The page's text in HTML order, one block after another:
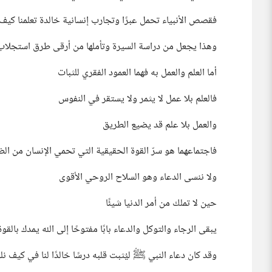
فقصص الأنبياء تحمل عبرًا وتجارب إنسانية خالدة تعلمنا
وهذا يجعل من دراسة السيرة وتأملها من أرقى طرق
أما العلم والعمل به فهما العمود الفقري للثبات
فالعلم بلا عمل لا يثمر ولا يستقر في النفوس
والعمل بلا علم قد يضيع الطريق
فاجتماعهما هو سرّ القوة الحقيقية التي تحمي الإنسان من
ولا ننسى الدعاء وهو السلاح الروحي الأقوى
حين لا تملك من أمر الدنيا شيئًا
يبقى الرجاء والتوكل والدعاء بابًا مفتوحًا إلى الله يمدك
وقد كان دعاء النبي ﷺ ليُثبت قلبه درسًا خالدًا لنا في كيف